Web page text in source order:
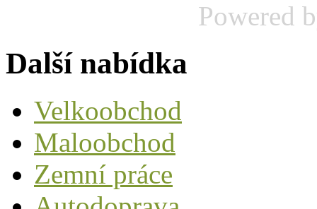
Powered
Další nabídka
Velkoobchod
Maloobchod
Zemní práce